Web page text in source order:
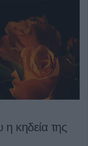
κηδεία της